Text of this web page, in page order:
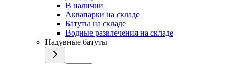
В наличии
Аквапарки на складе
Батуты на складе
Водные развлечения на складе
Надувные батуты